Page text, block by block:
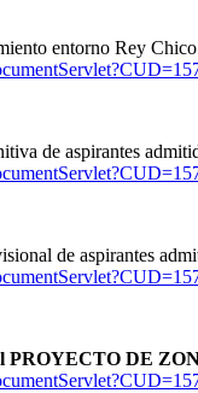
entorno Rey
de aspirantes
de aspirantes
PROYECTO DE